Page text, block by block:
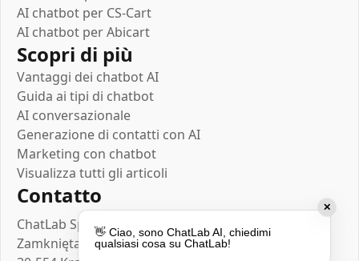
AI chatbot per CS-Cart
AI chatbot per Abicart
Scopri di più
Vantaggi dei chatbot AI
Guida ai tipi di chatbot
AI conversazionale
Generazione di contatti con AI
Marketing con chatbot
Visualizza tutti gli articoli
Contatto
ChatLab Sp. z o.o.
Zamknięta 10/1.5
✕
👋 Ciao, sono ChatLab AI, chiedimi
qualsiasi cosa su ChatLab!